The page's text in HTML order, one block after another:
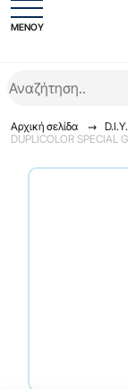
ΜΕΝΟΥ
Αρχική σελίδα D.I.Y.
DUPLICOLOR SPECIAL